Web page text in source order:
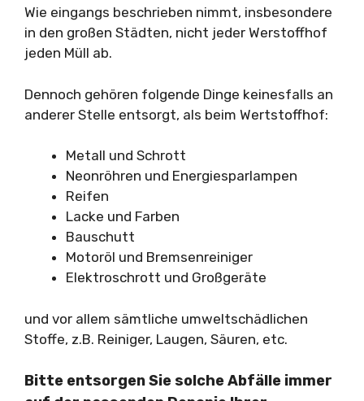
Wie eingangs beschrieben nimmt, insbesondere
in den großen Städten, nicht jeder Werstoffhof
jeden Müll ab.
Dennoch gehören folgende Dinge keinesfalls an
anderer Stelle entsorgt, als beim Wertstoffhof:
Metall und Schrott
Neonröhren und Energiesparlampen
Reifen
Lacke und Farben
Bauschutt
Motoröl und Bremsenreiniger
Elektroschrott und Großgeräte
und vor allem sämtliche umweltschädlichen
Stoffe, z.B. Reiniger, Laugen, Säuren, etc.
Bitte entsorgen Sie solche Abfälle immer